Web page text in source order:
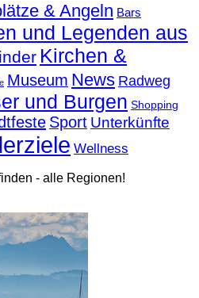
& Angeln Bars
und Legenden aus
Kirchen &
Museum News Radweg
und Burgen Shopping
Sport Unterkünfte
Wellness
- alle Regionen!